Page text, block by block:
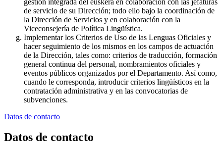
de servicio de su Dirección; todo ello bajo la coordinación de
la Dirección de Servicios y en colaboración con la
Viceconsejería de Política Lingüística.
Implementar los Criterios de Uso de las Lenguas Oficiales y
hacer seguimiento de los mismos en los campos de actuación
de la Dirección, tales como: criterios de traducción, formación
general continua del personal, nombramientos oficiales y
eventos públicos organizados por el Departamento. Así como,
cuando le corresponda, introducir criterios lingüísticos en la
contratación administrativa y en las convocatorias de
subvenciones.
Datos de contacto
Datos de contacto